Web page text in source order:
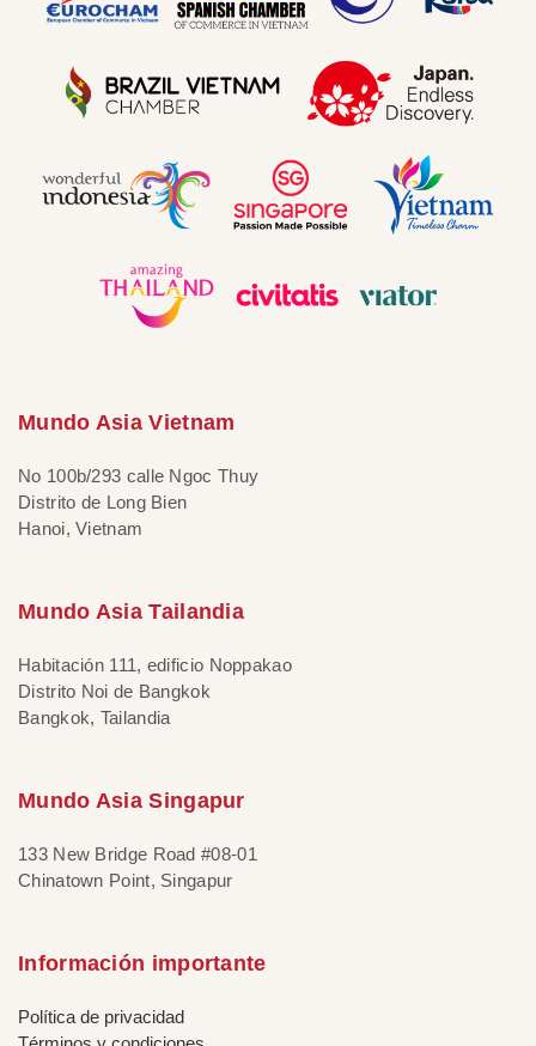
Mundo Asia Vietnam
No 100b/293 calle Ngoc Thuy
Distrito de Long Bien
Hanoi, Vietnam
Mundo Asia Tailandia
Habitación 111, edificio Noppakao
Distrito Noi de Bangkok
Bangkok, Tailandia
Mundo Asia Singapur
133 New Bridge Road #08-01
Chinatown Point, Singapur
Información importante
Política de privacidad